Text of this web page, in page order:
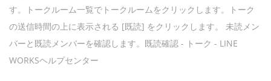
す。トークルーム一覧でトークルームをクリックします。トーク
の送信時間の上に表示される [既読] をクリックします。 未読メン
バーと既読メンバーを確認します。既読確認 - トーク - LINE
WORKSヘルプセンター